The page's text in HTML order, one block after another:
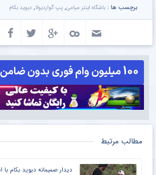
برچسب ها : باشگاه اینتر میامی, پپ گواردیولا, دیوید بکام
مطالب مرتبط
دیدار صمیمانه دیوید بکام با